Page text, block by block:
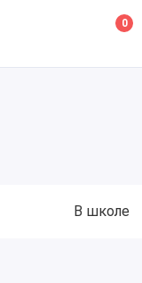
0
В школе